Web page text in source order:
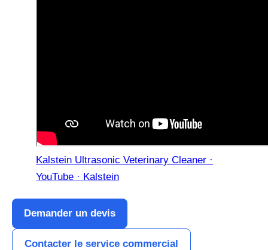
Kalstein Ultrasonic Veterinary Cleaner ·
YouTube · Kalstein
Demander un devis
Contacter le service commercial